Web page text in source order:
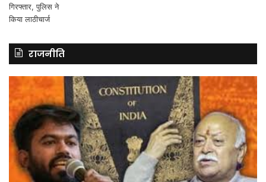
राजनीति